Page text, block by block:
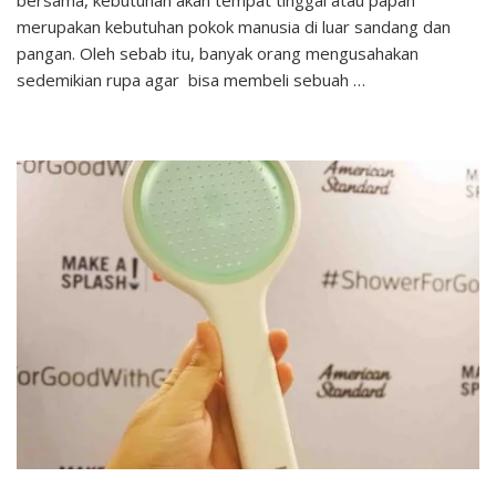
Bekas
Dengan
KPR
(100%
merupakan kebutuhan pokok manusia di luar sandang dan
pangan. Oleh sebab itu, banyak orang mengusahakan
sedemikian rupa agar bisa membeli sebuah …